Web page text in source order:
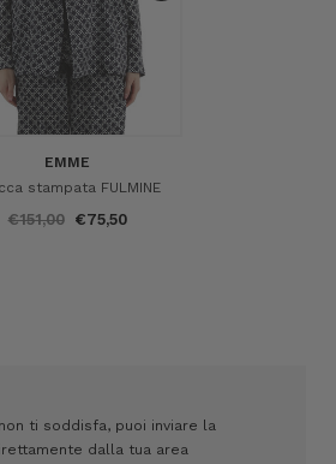
EMME
stampata FULMINE
€151,00 €75,50
ti soddisfa, puoi inviare la
dalla tua area